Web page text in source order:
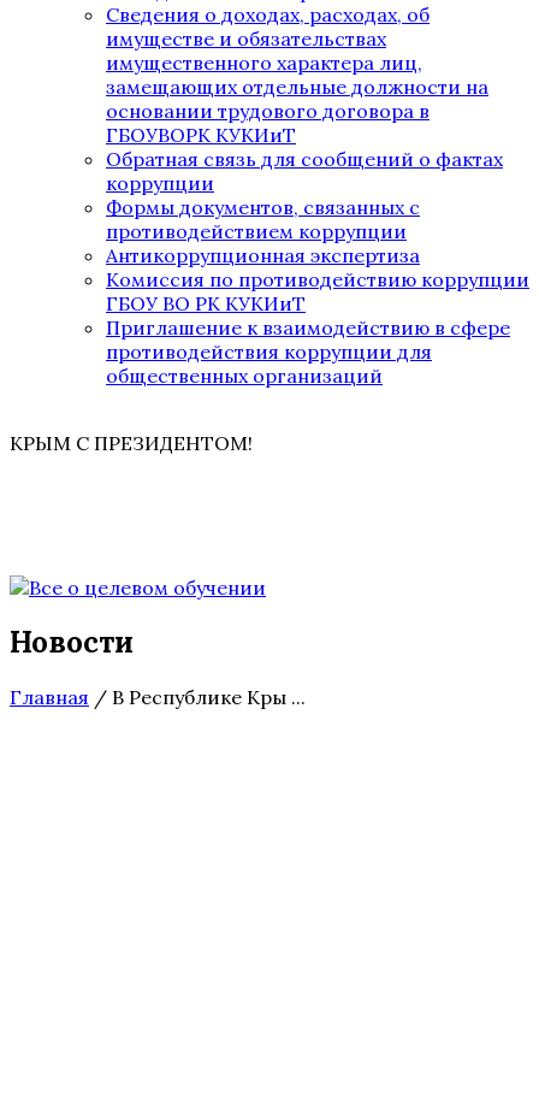
Сведения о доходах, расходах, об
имуществе и обязательствах
имущественного характера лиц,
замещающих отдельные должности на
основании трудового договора в
ГБОУВОРК КУКИиТ
Обратная связь для сообщений о фактах
коррупции
Формы документов, связанных с
противодействием коррупции
Антикоррупционная экспертиза
Комиссия по противодействию коррупции
ГБОУ ВО РК КУКИиТ
Приглашение к взаимодействию в сфере
противодействия коррупции для
общественных организаций
КРЫМ С ПРЕЗИДЕНТОМ!
Новости
Главная / В Республике Кры ...